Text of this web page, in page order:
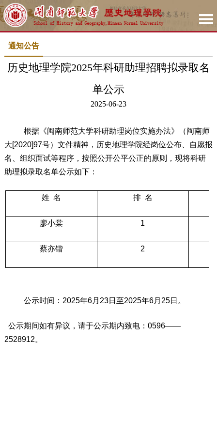
通知公告
历史地理学院2025年科研助理招聘拟录取名
单公示
2025-06-23
根据《闽南师范大学科研助理岗位实施办法》（闽南师
大[2020]97号） 文件精神， 历史地理学院经岗位公布、自愿报
名、组织面试等程序，按照公开公平公正的原则， 现将科研
助理拟录取名单公示如下：
姓 名 排 名
廖小棠 1
蔡亦锴 2
公示时间： 2025年6月 23日 至2025年6月 25日。
公示期间如有异议，请于公示期内致电： 0596——
2528912。